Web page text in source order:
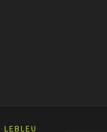
LEBLEU